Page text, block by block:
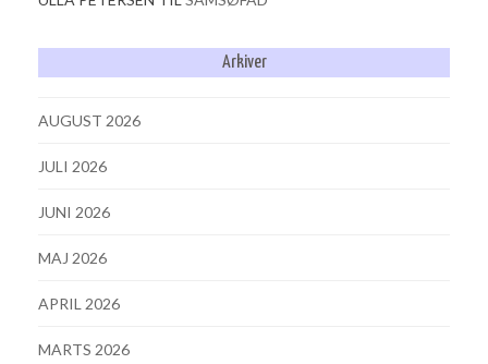
Arkiver
AUGUST 2026
JULI 2026
JUNI 2026
MAJ 2026
APRIL 2026
MARTS 2026